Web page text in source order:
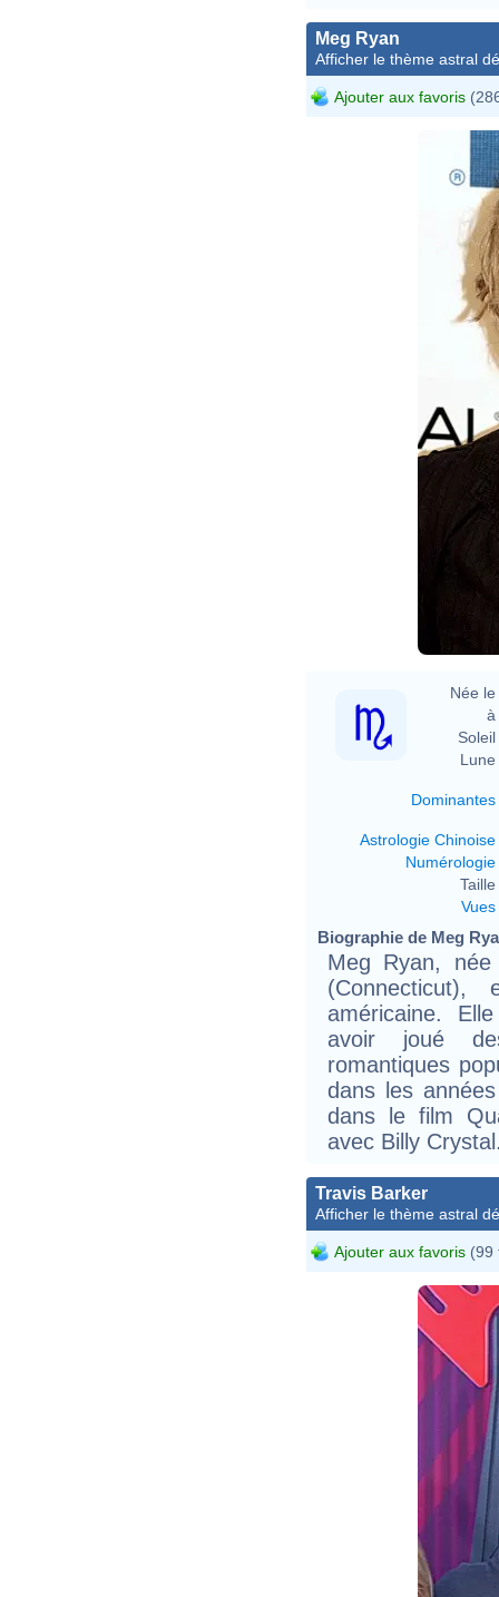
Meg Ryan
Afficher le thème astral
Ajouter aux favoris
Née le
à
Soleil
Lune
Dominantes
Astrologie Chinoise
Numérologie
Taille
Vues
Biographie de Meg
Meg Ryan,
américaine.
avoir joué
romantiques
dans les
dans le film
avec Billy
Travis Barker
Afficher le thème astral
Ajouter aux favoris (99